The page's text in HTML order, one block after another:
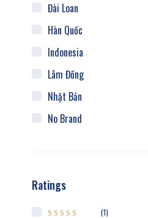
Đài Loan
Hàn Quốc
Indonesia
Lâm Đồng
Nhật Bản
No Brand
Việt Nam
Ratings
(1)